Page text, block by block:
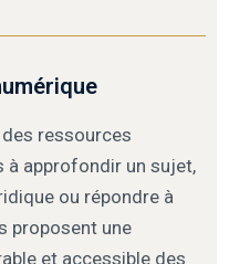
ressources
à approfondir un sujet,
ou répondre à
proposent une
et accessible des